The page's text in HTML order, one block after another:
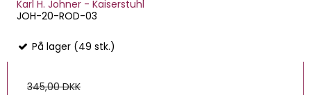
Karl H. Johner - Kaiserstuhl
JOH-20-ROD-03
På lager (49 stk.)
345,00 DKK